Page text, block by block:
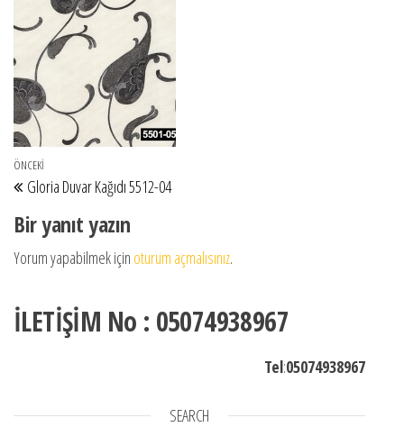
Yazı gezinmesi
Önceki Yazı
ÖNCEKI
Gloria Duvar Kağıdı 5512-04
Bir yanıt yazın
Yorum yapabilmek için oturum açmalısınız.
İLETİŞİM No : 05074938967
Tel:05074938967
SEARCH